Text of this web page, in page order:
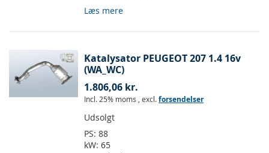
Læs mere
Katalysator PEUGEOT 207 1.4 16v
(WA_WC)
1.806,06 kr.
Incl. 25% moms , excl.forsendelser
Udsolgt
PS: 88
kW: 65